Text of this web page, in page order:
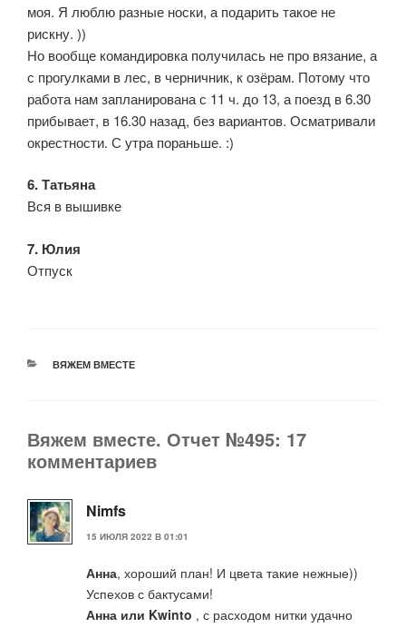
моя. Я люблю разные носки, а подарить такое не
рискну. ))
Но вообще командировка получилась не про вязание, а
с прогулками в лес, в черничник, к озёрам. Потому что
работа нам запланирована с 11 ч. до 13, а поезд в 6.30
прибывает, в 16.30 назад, без вариантов. Осматривали
окрестности. С утра пораньше. :)
6. Татьяна
Вся в вышивке
7. Юлия
Отпуск
РУБРИКИ
ВЯЖЕМ ВМЕСТЕ
Вяжем вместе. Отчет №495: 17
комментариев
Nimfs
15 ИЮЛЯ 2022 В 01:01
Анна, хороший план! И цвета такие нежные))
Успехов с бактусами!
Анна или Kwinto , с расходом нитки удачно